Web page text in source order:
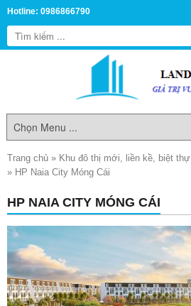
Hotline: 0986866790
Trang chủ » Khu đô thị mới, liền kề, biệt thự
» HP Naia City Móng Cái
HP NAIA CITY MÓNG CÁI